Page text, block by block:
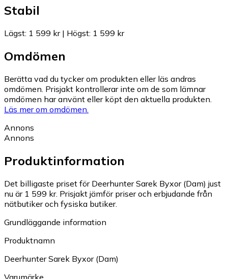
Stabil
Lägst: 1 599 kr| Högst: 1 599 kr
Omdömen
Berätta vad du tycker om produkten eller läs andras
omdömen. Prisjakt kontrollerar inte om de som lämnar
omdömen har använt eller köpt den aktuella produkten.
Läs mer om omdömen.
Annons
Annons
Produktinformation
Det billigaste priset för Deerhunter Sarek Byxor (Dam) just
nu är 1 599 kr. Prisjakt jämför priser och erbjudande från
nätbutiker och fysiska butiker.
Grundläggande information
Produktnamn
Deerhunter Sarek Byxor (Dam)
Varumärke